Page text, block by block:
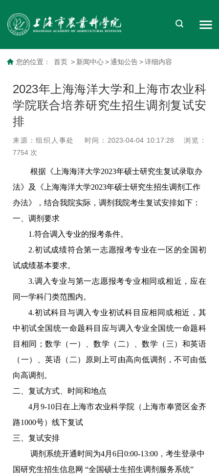
您的位置： 首页 > 新闻中心 > 通知公告 > 详细内容
2023年上海海洋大学和上海市农业科
学院联合培养研究生招生调剂复试安
排
来源：组织人事处 时间：2023-04-04 10:17:28
浏览：
7754 次
根据《上海海洋大学2023年硕士研究生复试录取办
法》及《上海海洋大学2023年硕士研究生招生调剂工作
办法》，结合我院实际，调剂我院考生复试安排如下：
一、调剂要求
1.符合调入专业的报考条件。
2.初试成绩符合第一志愿报考专业在一区的全国初
试成绩基本要求。
3.调入专业与第一志愿报考专业相同或相近，应在
同一学科门类范围内。
4.初试科目与调入专业初试科目应相同或相近，其
中初试全国统一命题科目应与调入专业全国统一命题科
目相同；数学（一）、数学（二）、数学（三）和英语
（一）、英语（二）原则上可由高向低调剂，不可由低
向高调剂。
二、复试方式、时间和地点
4月9-10日在上海市农业科学院（上海市奉贤区金齐
路1000号）线下复试
三、复试安排
调剂系统开通时间为4月6日0:00-13:00，考生登录中
国研究生招生信息网 “全国硕士生招生调剂服务系统”